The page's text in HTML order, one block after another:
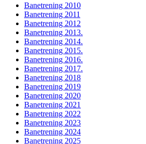
Banetrening 2010
Banetrening 2011
Banetrening 2012
Banetrening 2013.
Banetrening 2014.
Banetrening 2015.
Banetrening 2016.
Banetrening 2017.
Banetrening 2018
Banetrening 2019
Banetrening 2020
Banetrening 2021
Banetrening 2022
Banetrening 2023
Banetrening 2024
Banetrening 2025